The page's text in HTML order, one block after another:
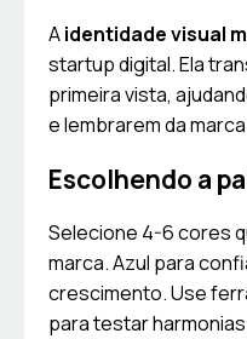
Aidentidade visual
startup digital. Ela
primeira vista,
e lembrarem da
Escolhendo a
Selecione 4-6 cores
marca. Azul para
crescimento. Use
para testar